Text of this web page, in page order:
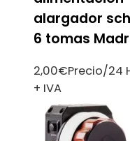
alargador
6 tomas
2,00€Precio/24
+ IVA